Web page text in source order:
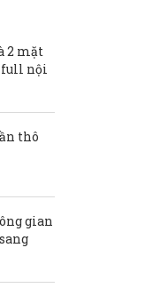
2 mặt
full nội
thô
gian